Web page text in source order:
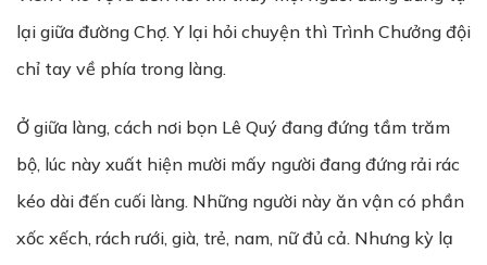
lại giữa đường Chợ. Y lại hỏi chuyện thì Trình Chưởng đội
chỉ tay về phía trong làng.
Ở giữa làng, cách nơi bọn Lê Quý đang đứng tầm trăm
bộ, lúc này xuất hiện mười mấy người đang đứng rải rác
kéo dài đến cuối làng. Những người này ăn vận có phần
xốc xếch, rách rưới, già, trẻ, nam, nữ đủ cả. Nhưng kỳ lạ